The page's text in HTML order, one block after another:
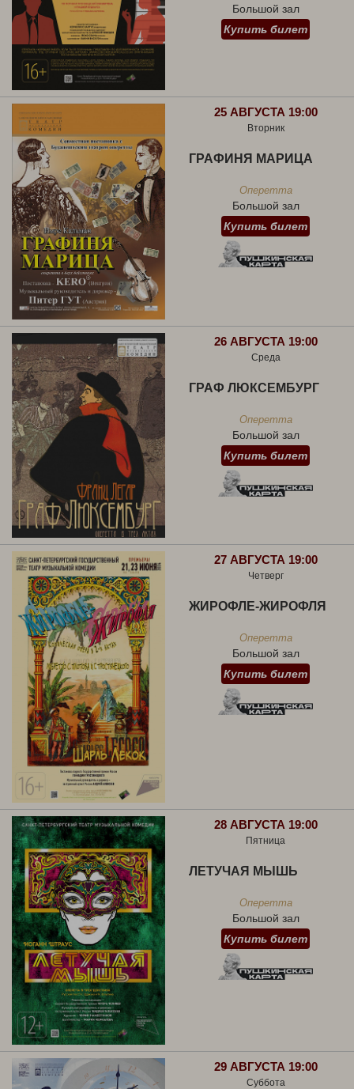
Большой зал
Купить билет
25 АВГУСТА 19:00
Вторник
ГРАФИНЯ МАРИЦА
Оперетта
Большой зал
Купить билет
26 АВГУСТА 19:00
Среда
ГРАФ ЛЮКСЕМБУРГ
Оперетта
Большой зал
Купить билет
27 АВГУСТА 19:00
Четверг
ЖИРОФЛЕ-ЖИРОФЛЯ
Оперетта
Большой зал
Купить билет
28 АВГУСТА 19:00
Пятница
ЛЕТУЧАЯ МЫШЬ
Оперетта
Большой зал
Купить билет
29 АВГУСТА 19:00
Суббота